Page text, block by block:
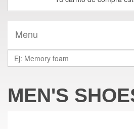
Menu
MEN'S